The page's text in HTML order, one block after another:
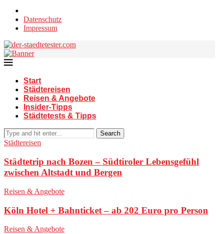
Datenschutz
Impressum
Start
Städtereisen
Reisen & Angebote
Insider-Tipps
Städtetests & Tipps
Search
Städtereisen
Städtetrip nach Bozen – Südtiroler Lebensgefühl
zwischen Altstadt und Bergen
Reisen & Angebote
Köln Hotel + Bahnticket – ab 202 Euro pro Person
Reisen & Angebote